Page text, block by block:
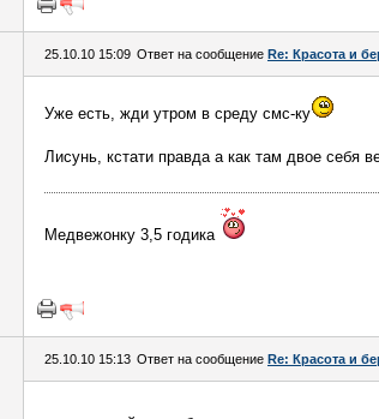
25.10.10 15:09 Ответ на сообщение Re: Красота и
Уже есть, жди утром в среду смс-ку
Лисунь, кстати правда а как там двое себя
Медвежонку 3,5 годика
25.10.10 15:13 Ответ на сообщение Re: Красота и